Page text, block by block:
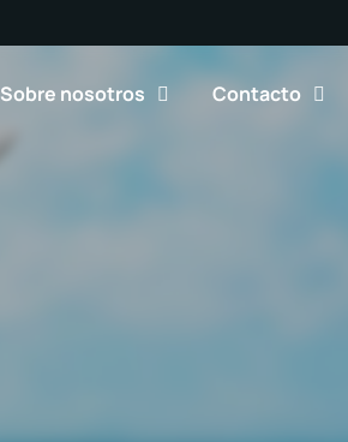
Sobre nosotros Contacto